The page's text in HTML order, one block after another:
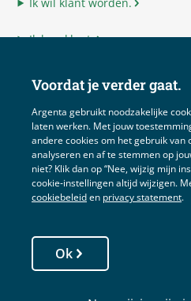
Voordat je verder gaat.
Argenta gebruikt noodzakelijke
laten werken. Met jouw
andere cookies om het gebruik van
analyseren en af te stemmen op
niet? Klik dan op “Nee, wijzig mijn
cookie‑instellingen altijd wijzigen.
cookiebeleiden privacy statement.
Ok
Ik ben klant.
Ik ben adviseur.
Ik ben Argenta.
Disclaimer
Privacy
Cookies